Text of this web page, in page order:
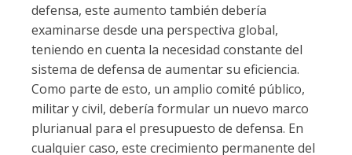
defensa, este aumento también debería
examinarse desde una perspectiva global,
teniendo en cuenta la necesidad constante del
sistema de defensa de aumentar su eficiencia.
Como parte de esto, un amplio comité público,
militar y civil, debería formular un nuevo marco
plurianual para el presupuesto de defensa. En
cualquier caso, este crecimiento permanente del